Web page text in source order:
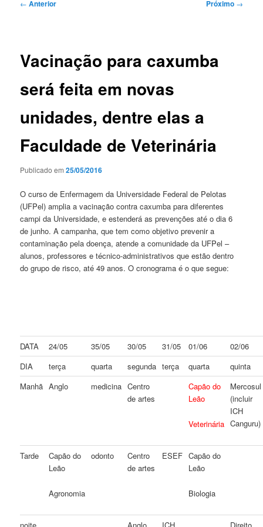
← Anterior Próximo →
Vacinação para caxumba
será feita em novas
unidades, dentre elas a
Faculdade de Veterinária
Publicado em25/05/2016
O curso de Enfermagem da Universidade Federal de Pelotas
(UFPel) amplia a vacinação contra caxumba para diferentes
campi da Universidade, e estenderá as prevenções até o dia 6
de junho. A campanha, que tem como objetivo prevenir a
contaminação pela doença, atende a comunidade da UFPel –
alunos, professores e técnico-administrativos que estão dentro
do grupo de risco, até 49 anos. O cronograma é o que segue:
DATA 24/05 35/05 30/05 31/05 01/06
02/06
DIA
terça quarta segunda terça quarta
quinta
Manhã Anglo medicina Centro
de artes
Capão do
Leão
Veterinária
Mercosul
(incluir
ICH
Canguru)
Tarde
Capão do
Leão
Agronomia
odonto
Centro
de artes
ESEF Capão do
Leão
Biologia